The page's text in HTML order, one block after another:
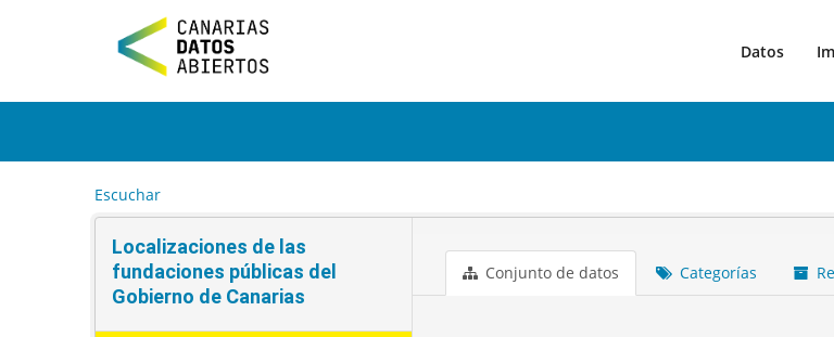
t
Datos
Escuchar
Localizaciones de las
fundaciones públicas del
Gobierno de Canarias
Conjunto de datos Categorías